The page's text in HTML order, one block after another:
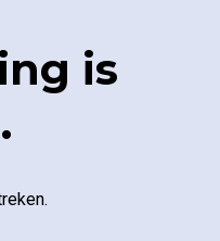
is